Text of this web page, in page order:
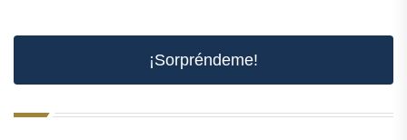
¡Sorpréndeme!